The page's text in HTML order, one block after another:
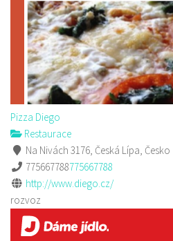
Pizza Diego
Restaurace
Na Nivách 3176, Česká Lípa, Česko
775667788775667788
http://www.diego.cz/
rozvoz